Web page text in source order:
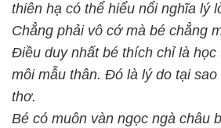
thiên hạ có thể hiểu nổi nghĩa lý
Chẳng phải vô cớ mà bé chẳng
Điều duy nhất bé thích chỉ là học
môi mẫu thân. Đó là lý do tại
thơ.
Bé có muôn vàn ngọc ngà châu